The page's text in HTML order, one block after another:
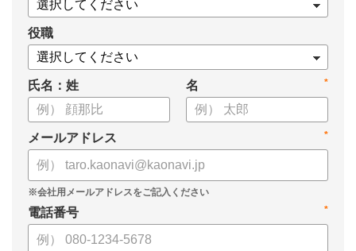
・タレントマネジメントのメリット・効果
・タレントマネジメントの実績・事例
・タレントマネジメントツールの選び方
についてまとめましたので、ぜひお役立てください。
役職
氏名：姓 *
名
*
メールアドレス
*
電話番号